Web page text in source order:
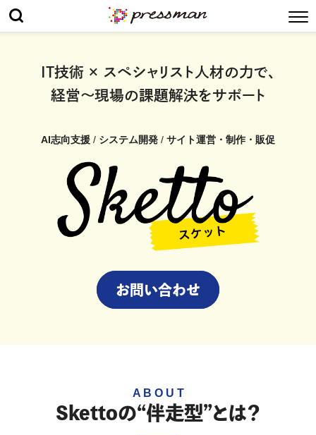
IT技術 × スペシャリスト人材の力で、
経営〜現場の課題解決をサポート
AI志向支援 / システム開発 / サイト運営・制作・販促
お問い合わせ
Skettoの“伴走型”とは？